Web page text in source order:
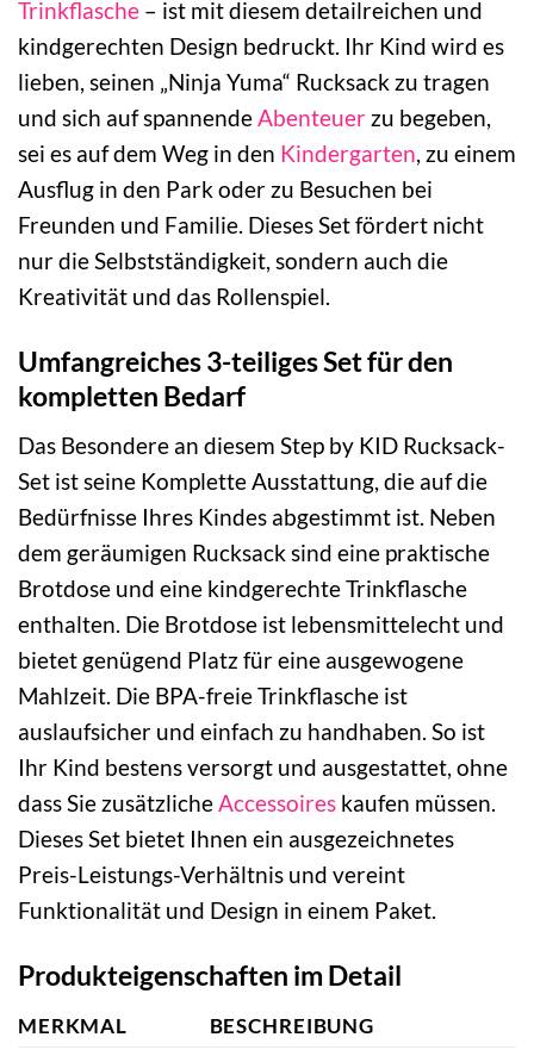
Trinkflasche – ist mit diesem detailreichen und
kindgerechten Design bedruckt. Ihr Kind wird es
lieben, seinen „Ninja Yuma“ Rucksack zu tragen
und sich auf spannendeAbenteuer zu begeben,
sei es auf dem Weg in den Kindergarten, zu einem
Ausflug in den Park oder zu Besuchen bei
Freunden und Familie. Dieses Set fördert nicht
nur die Selbstständigkeit, sondern auch die
Kreativität und das Rollenspiel.
Umfangreiches 3-teiliges Set für den
kompletten Bedarf
Das Besondere an diesem Step by KID Rucksack-
Set ist seine Komplette Ausstattung, die auf die
Bedürfnisse Ihres Kindes abgestimmt ist. Neben
dem geräumigen Rucksack sind eine praktische
Brotdose und eine kindgerechte Trinkflasche
enthalten. Die Brotdose ist lebensmittelecht und
bietet genügend Platz für eine ausgewogene
Mahlzeit. Die BPA-freie Trinkflasche ist
auslaufsicher und einfach zu handhaben. So ist
Ihr Kind bestens versorgt und ausgestattet, ohne
dass Sie zusätzlicheAccessoires kaufen müssen.
Dieses Set bietet Ihnen ein ausgezeichnetes
Preis-Leistungs-Verhältnis und vereint
Funktionalität und Design in einem Paket.
Produkteigenschaften im Detail
MERKMAL BESCHREIBUNG